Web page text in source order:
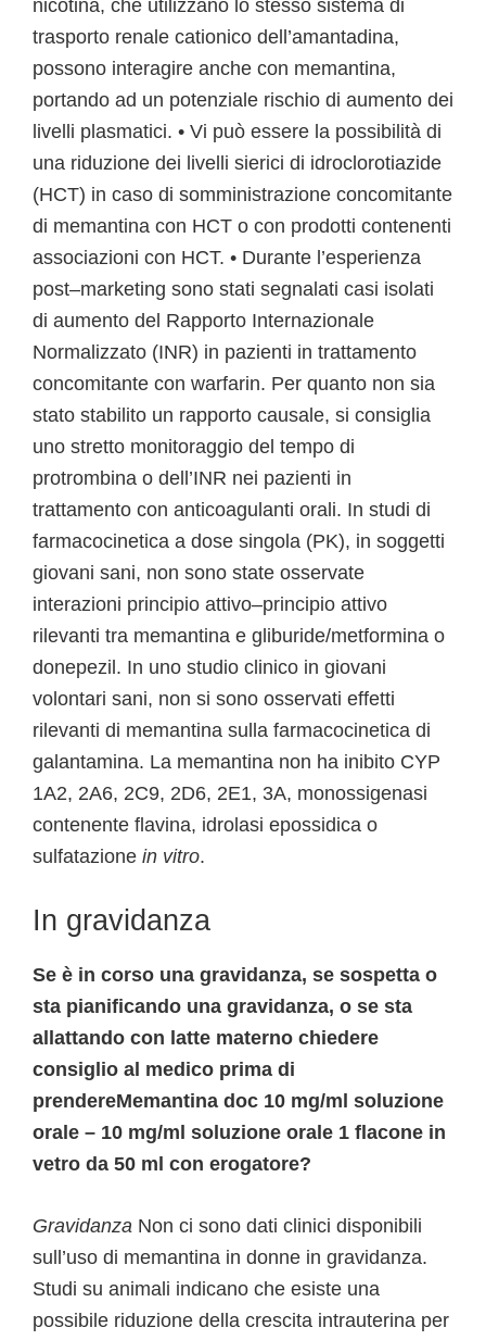
nicotina, che utilizzano lo stesso sistema di
trasporto renale cationico dell’amantadina,
possono interagire anche con memantina,
portando ad un potenziale rischio di aumento dei
livelli plasmatici. • Vi può essere la possibilità di
una riduzione dei livelli sierici di idroclorotiazide
(HCT) in caso di somministrazione concomitante
di memantina con HCT o con prodotti contenenti
associazioni con HCT. • Durante l’esperienza
post–marketing sono stati segnalati casi isolati
di aumento del Rapporto Internazionale
Normalizzato (INR) in pazienti in trattamento
concomitante con warfarin. Per quanto non sia
stato stabilito un rapporto causale, si consiglia
uno stretto monitoraggio del tempo di
protrombina o dell’INR nei pazienti in
trattamento con anticoagulanti orali. In studi di
farmacocinetica a dose singola (PK), in soggetti
giovani sani, non sono state osservate
interazioni principio attivo–principio attivo
rilevanti tra memantina e gliburide/metformina o
donepezil. In uno studio clinico in giovani
volontari sani, non si sono osservati effetti
rilevanti di memantina sulla farmacocinetica di
galantamina. La memantina non ha inibito CYP
1A2, 2A6, 2C9, 2D6, 2E1, 3A, monossigenasi
contenente flavina, idrolasi epossidica o
sulfatazione in vitro.
In gravidanza
Se è in corso una gravidanza, se sospetta o
sta pianificando una gravidanza, o se sta
allattando con latte materno chiedere
consiglio al medico prima di
prendereMemantina doc 10 mg/ml soluzione
orale – 10 mg/ml soluzione orale 1 flacone in
vetro da 50 ml con erogatore?
Gravidanza Non ci sono dati clinici disponibili
sull’uso di memantina in donne in gravidanza.
Studi su animali indicano che esiste una
possibile riduzione della crescita intrauterina per